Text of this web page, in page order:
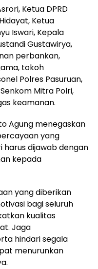
Ketua DPRD
Ketua
Iswari, Kepala
Gustawirya,
perbankan,
tokoh
Polres Pasuruan,
Senkom Mitra Polri,
keamanan.
Agung menegaskan
yang
harus dijawab dengan
kepada
yang diberikan
bagi seluruh
kualitas
Jaga
hindari segala
menurunkan